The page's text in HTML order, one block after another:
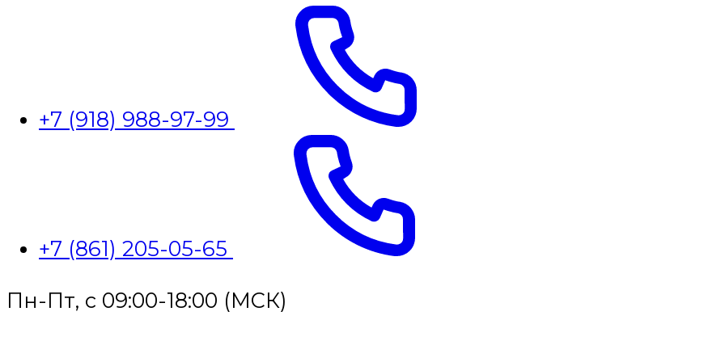
+7 (918) 988-97-99
+7 (861) 205-05-65
Пн-Пт, с 09:00-18:00 (МСК)